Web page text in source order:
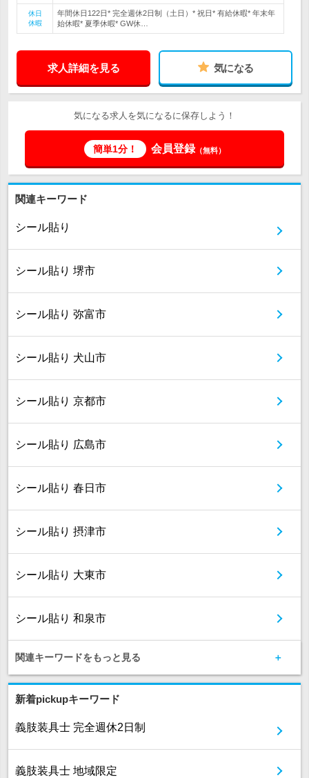
休日
休暇
年間休日122日* 完全週休2日制（土日）* 祝日* 有給休暇* 年末年
始休暇* 夏季休暇* GW休…
求人詳細を見る 気になる
気になる求人を気になるに保存しよう！
簡単1分！ 会員登録（無料）
関連キーワード
シール貼り
シール貼り 堺市
シール貼り 弥富市
シール貼り 犬山市
シール貼り 京都市
シール貼り 広島市
シール貼り 春日市
シール貼り 摂津市
シール貼り 大東市
シール貼り 和泉市
関連キーワードをもっと見る
新着pickupキーワード
義肢装具士 完全週休2日制
義肢装具士 地域限定